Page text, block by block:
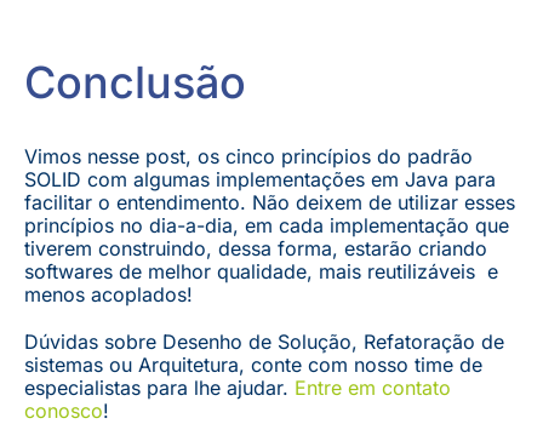
Conclusão
Vimos nesse post, os cinco princípios do padrão
SOLID com algumas implementações em Java para
facilitar o entendimento. Não deixem de utilizar esses
princípios no dia-a-dia, em cada implementação que
tiverem construindo, dessa forma, estarão criando
softwares de melhor qualidade, mais reutilizáveis e
menos acoplados!
Dúvidas sobre Desenho de Solução, Refatoração de
sistemas ou Arquitetura, conte com nosso time de
especialistas para lhe ajudar. Entre em contato
conosco!